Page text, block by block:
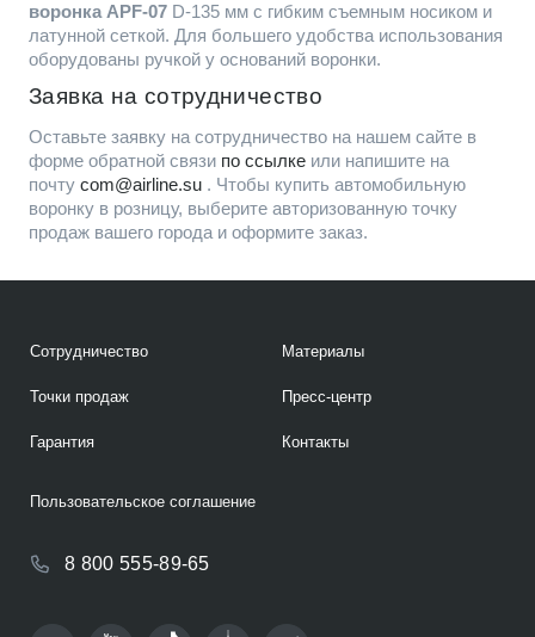
воронка APF-07 D-135 мм с гибким съемным носиком и
латунной сеткой. Для большего удобства использования
оборудованы ручкой у оснований воронки.
Заявка на сотрудничество
Оставьте заявку на сотрудничество на нашем сайте в
форме обратной связи по ссылке или напишите на
почту com@airline.su . Чтобы купить автомобильную
воронку в розницу, выберите авторизованную точку
продаж вашего города и оформите заказ.
Сотрудничество
Точки продаж
Гарантия
Материалы
Пресс-центр
Контакты
8 800 555-89-65
Пользовательское соглашение